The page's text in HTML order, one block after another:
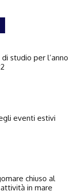
studio per l’anno
eventi estivi
chiuso al
in mare